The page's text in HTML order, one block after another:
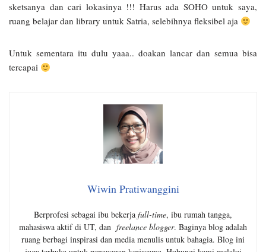
sketsanya dan cari lokasinya !!! Harus ada SOHO untuk saya,
ruang belajar dan library untuk Satria, selebihnya fleksibel aja
Untuk sementara itu dulu yaaa.. doakan lancar dan semua bisa
tercapai
Wiwin Pratiwanggini
Berprofesi sebagai ibu bekerja full-time, ibu rumah tangga,
mahasiswa aktif di UT, dan freelance blogger. Baginya blog adalah
ruang berbagi inspirasi dan media menulis untuk bahagia. Blog ini